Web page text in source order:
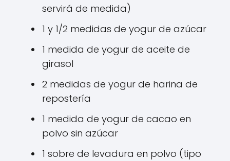
servirá de medida)
1 y 1/2 medidas de yogur de azúcar
1 medida de yogur de aceite de
girasol
2 medidas de yogur de harina de
repostería
1 medida de yogur de cacao en
polvo sin azúcar
1 sobre de levadura en polvo (tipo